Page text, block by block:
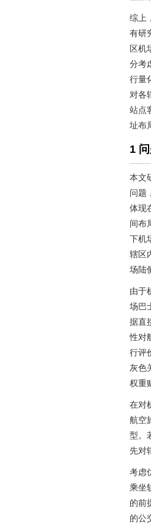
综上
有研
区机
分考
行量
对各
站点
址布
1
本文
问题
体现
间布
下机
辖区
场陆
由于
场巴
据直
性对
行评
灰色
权重
在对
航空
型。
先对
考虑
乘坐
的前
的公